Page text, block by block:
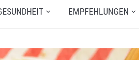
EMPFEHLUNGEN